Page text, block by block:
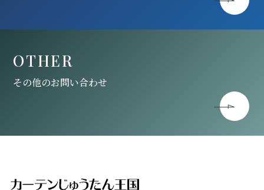
OTHER
その他のお問い合わせ